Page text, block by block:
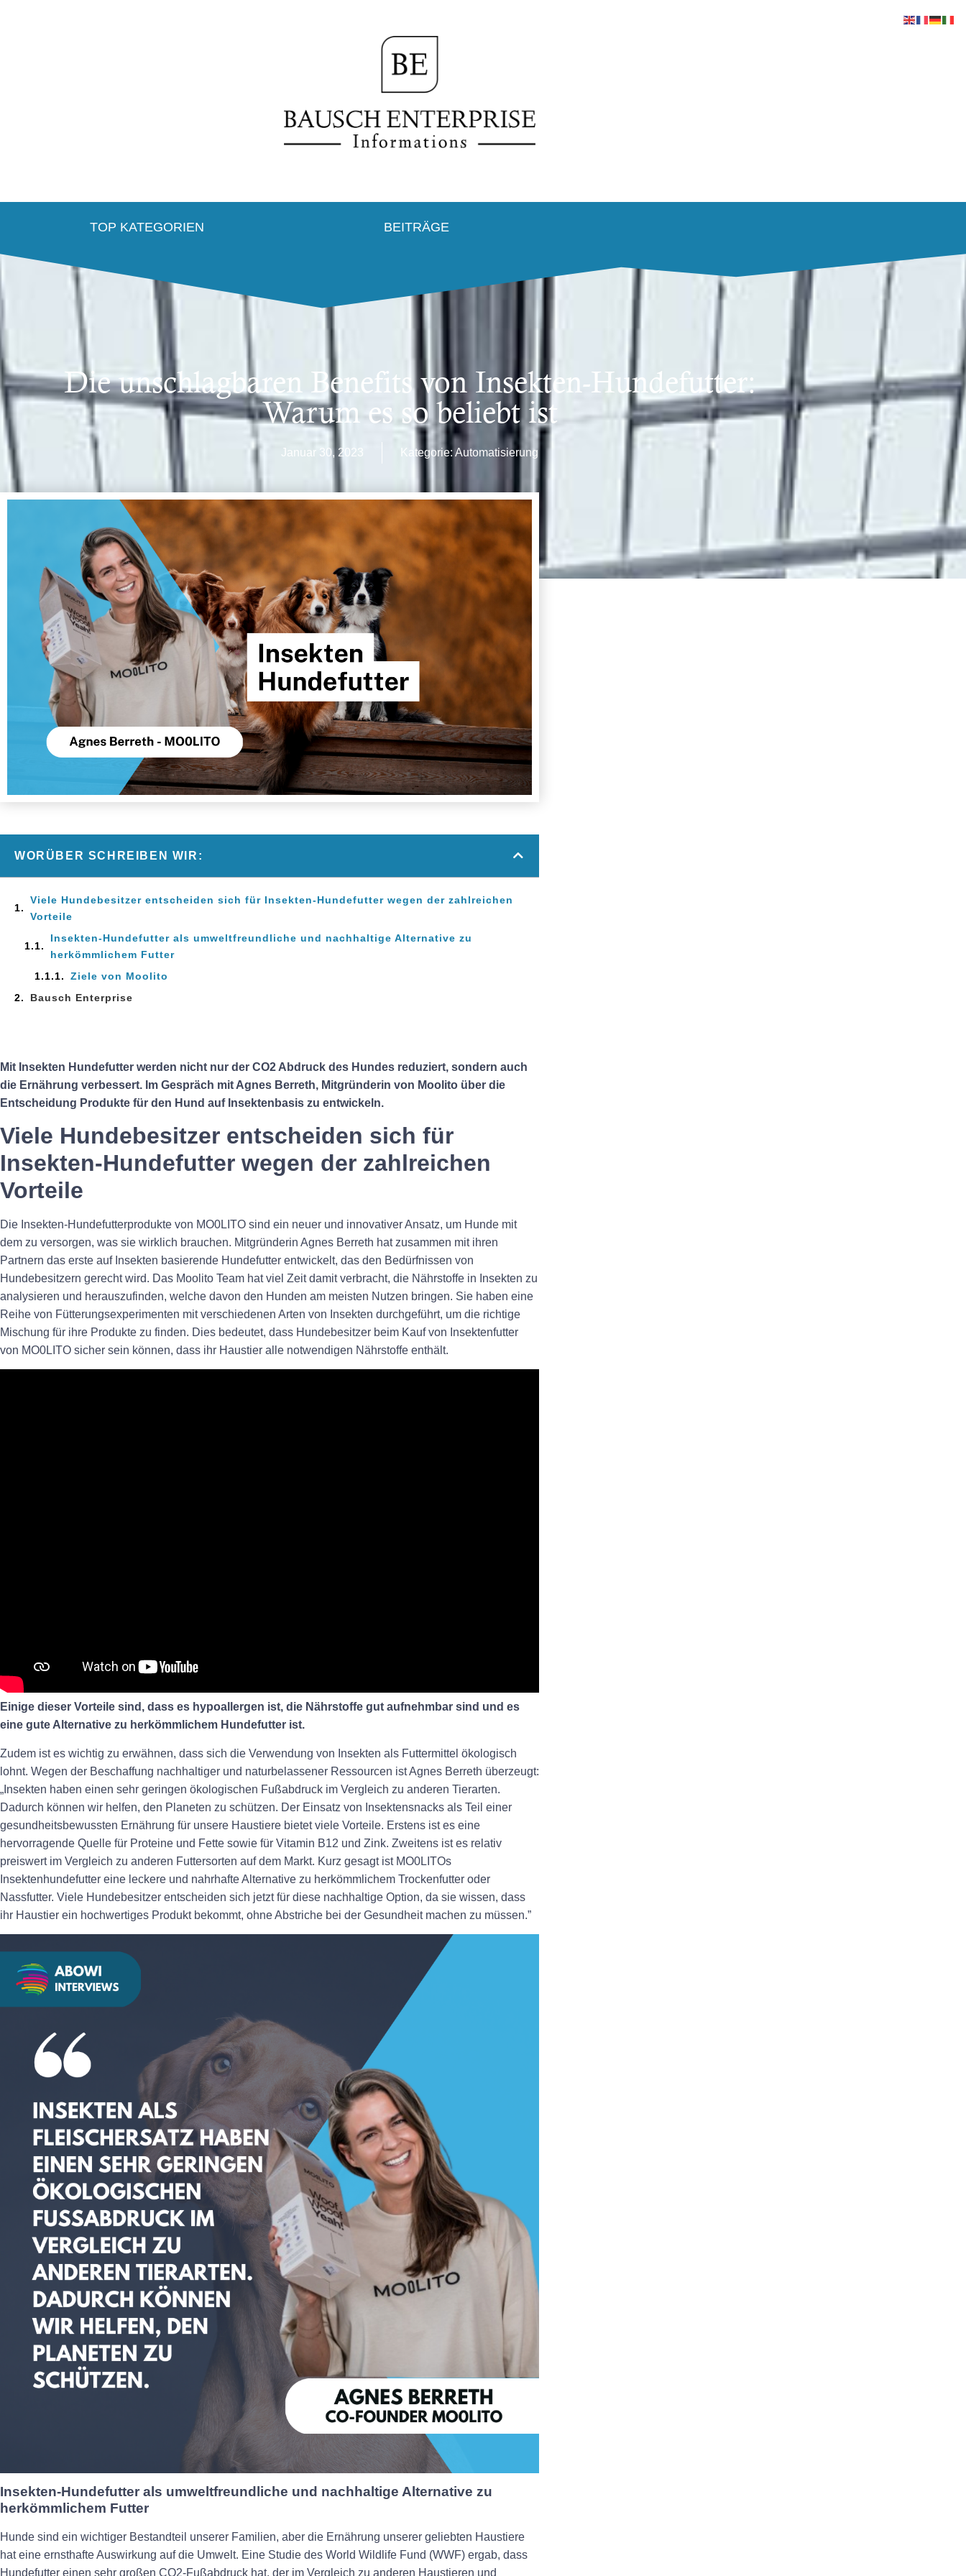
TOP KATEGORIEN BEITRÄGE
Die unschlagbaren Benefits von Insekten-Hundefutter:
Warum es so beliebt ist
Januar 30, 2023 Kategorie: Automatisierung
WORÜBER SCHREIBEN WIR:
Viele Hundebesitzer entscheiden sich für Insekten-Hundefutter wegen der zahlreichen
Vorteile
Insekten-Hundefutter als umweltfreundliche und nachhaltige Alternative zu
herkömmlichem Futter
Ziele von Moolito
Bausch Enterprise
Mit Insekten Hundefutter werden nicht nur der CO2 Abdruck des Hundes reduziert, sondern auch
die Ernährung verbessert. Im Gespräch mit Agnes Berreth, Mitgründerin von Moolito über die
Entscheidung Produkte für den Hund auf Insektenbasis zu entwickeln.
Viele Hundebesitzer entscheiden sich für
Insekten-Hundefutter wegen der zahlreichen
Vorteile
Die Insekten-Hundefutterprodukte von MO0LITO sind ein neuer und innovativer Ansatz, um Hunde mit
dem zu versorgen, was sie wirklich brauchen. Mitgründerin Agnes Berreth hat zusammen mit ihren
Partnern das erste auf Insekten basierende Hundefutter entwickelt, das den Bedürfnissen von
Hundebesitzern gerecht wird. Das Moolito Team hat viel Zeit damit verbracht, die Nährstoffe in Insekten zu
analysieren und herauszufinden, welche davon den Hunden am meisten Nutzen bringen. Sie haben eine
Reihe von Fütterungsexperimenten mit verschiedenen Arten von Insekten durchgeführt, um die richtige
Mischung für ihre Produkte zu finden. Dies bedeutet, dass Hundebesitzer beim Kauf von Insektenfutter
von MO0LITO sicher sein können, dass ihr Haustier alle notwendigen Nährstoffe enthält.
Einige dieser Vorteile sind, dass es hypoallergen ist, die Nährstoffe gut aufnehmbar sind und es
eine gute Alternative zu herkömmlichem Hundefutter ist.
Zudem ist es wichtig zu erwähnen, dass sich die Verwendung von Insekten als Futtermittel ökologisch
lohnt. Wegen der Beschaffung nachhaltiger und naturbelassener Ressourcen ist Agnes Berreth überzeugt:
„Insekten haben einen sehr geringen ökologischen Fußabdruck im Vergleich zu anderen Tierarten.
Dadurch können wir helfen, den Planeten zu schützen. Der Einsatz von Insektensnacks als Teil einer
gesundheitsbewussten Ernährung für unsere Haustiere bietet viele Vorteile. Erstens ist es eine
hervorragende Quelle für Proteine und Fette sowie für Vitamin B12 und Zink. Zweitens ist es relativ
preiswert im Vergleich zu anderen Futtersorten auf dem Markt. Kurz gesagt ist MO0LITOs
Insektenhundefutter eine leckere und nahrhafte Alternative zu herkömmlichem Trockenfutter oder
Nassfutter. Viele Hundebesitzer entscheiden sich jetzt für diese nachhaltige Option, da sie wissen, dass
ihr Haustier ein hochwertiges Produkt bekommt, ohne Abstriche bei der Gesundheit machen zu müssen.”
Insekten-Hundefutter als umweltfreundliche und nachhaltige Alternative zu
herkömmlichem Futter
Hunde sind ein wichtiger Bestandteil unserer Familien, aber die Ernährung unserer geliebten Haustiere
hat eine ernsthafte Auswirkung auf die Umwelt. Eine Studie des World Wildlife Fund (WWF) ergab, dass
Hundefutter einen sehr großen CO2-Fußabdruck hat, der im Vergleich zu anderen Haustieren und